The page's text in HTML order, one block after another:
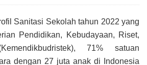
Sanitasi Sekolah tahun 2022 yang
Pendidikan, Kebudayaan, Riset,
71% satuan
dengan 27 juta anak di Indonesia